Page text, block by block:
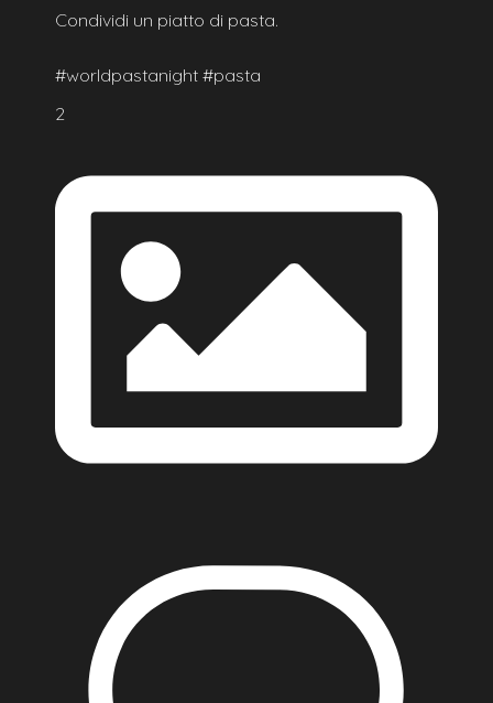
Condividi un piatto di pasta.
#worldpastanight #pasta
2